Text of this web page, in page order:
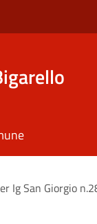
Ig San Giorgio